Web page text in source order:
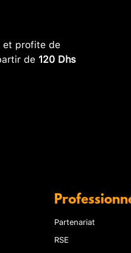
et profite de
de 120 Dhs
Partenariat
RSE